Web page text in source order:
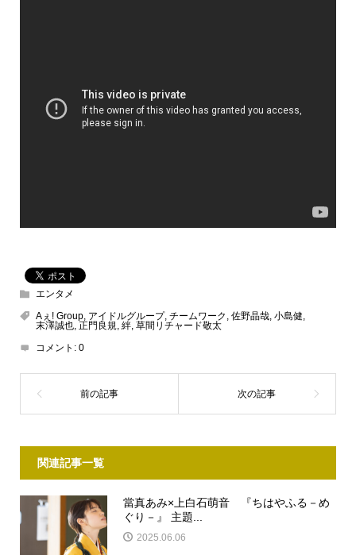
エンタメ
Aぇ! Group, アイドルグループ, チームワーク , 佐野晶哉, 小島健,
末澤誠也, 正門良規, 絆, 草間リチャード敬太
コメント: 0
関連記事一覧
當真あみ×上白石萌音 『ちはやふる－め
ぐり－』 主題...
2025.06.06